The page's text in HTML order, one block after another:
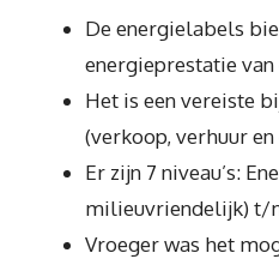
De energielabels
energieprestatie van
Het is een vereiste
(verkoop, verhuur
Er zijn 7 niveau’s:
milieuvriendelijk) t/
Vroeger was het